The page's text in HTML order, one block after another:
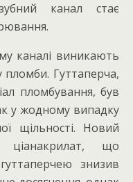
канал стає
каналі виникають
пломби. Гуттаперча,
пломбування, був
у жодному випадку
щільності. Новий
що
знизив